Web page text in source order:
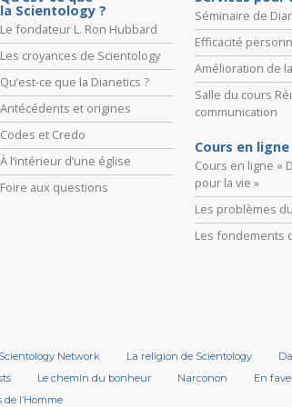
la Scientology ?
Le fondateur L. Ron Hubbard
Les croyances de Scientology
Qu’est-ce que la Dianetics ?
Antécédents et origines
Codes et Credo
À l’intérieur d’une église
Foire aux questions
Séminaire de
Efficacité
Amélioration de
Salle du cours
communication
Cours en ligne
Cours en ligne «
pour la vie »
Les problèmes
Les fondements
Scientology Network La religion de Scientology
Le chemin du bonheur Narconon En
l’Homme